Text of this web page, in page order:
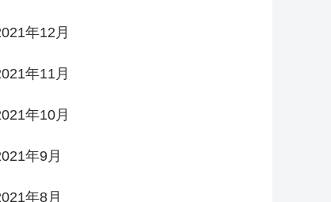
年12月
年11月
年10月
年9月
年8月